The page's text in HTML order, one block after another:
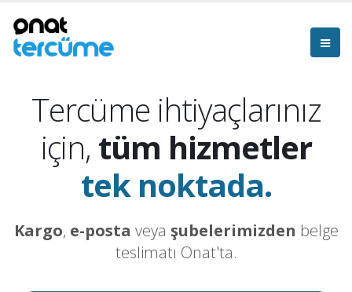
Tercüme ihtiyaçlarınız
için, tüm hizmetler
tek noktada.
Kargo, e-posta veya şubelerimizden belge
teslimatı Onat'ta.